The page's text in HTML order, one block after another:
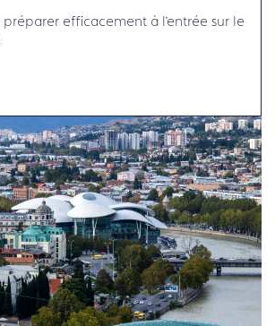
préparer efficacement à l’entrée sur le